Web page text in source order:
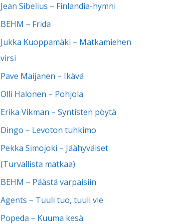
Jean Sibelius – Finlandia-hymni
BEHM – Frida
Jukka Kuoppamäki – Matkamiehen
virsi
Pave Maijanen – Ikävä
Olli Halonen – Pohjola
Erika Vikman – Syntisten pöytä
Dingo – Levoton tuhkimo
Pekka Simojoki – Jäähyväiset
(Turvallista matkaa)
BEHM – Päästä varpaisiin
Agents – Tuuli tuo, tuuli vie
Popeda – Kuuma kesä